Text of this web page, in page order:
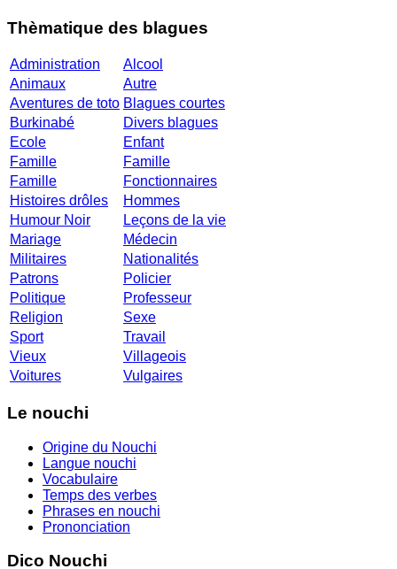
Thèmatique des blagues
Administration
Alcool
Animaux
Autre
Aventures de toto Blagues courtes
Burkinabé
Divers blagues
Ecole
Enfant
Famille
Famille
Famille
Fonctionnaires
Histoires drôles
Hommes
Humour Noir
Leçons de la vie
Mariage
Médecin
Militaires
Nationalités
Patrons
Policier
Politique
Professeur
Religion
Sexe
Sport
Travail
Vieux
Villageois
Voitures
Vulgaires
Le nouchi
Origine du Nouchi
Langue nouchi
Vocabulaire
Temps des verbes
Phrases en nouchi
Prononciation
Dico Nouchi